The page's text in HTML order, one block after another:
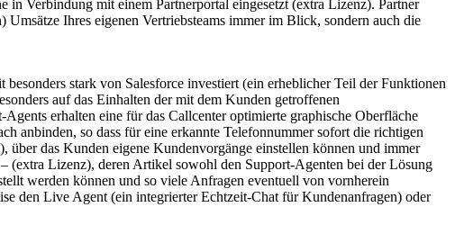
Verbindung mit einem Partnerportal eingesetzt (extra Lizenz). Partner
Ihres eigenen Vertriebsteams immer im Blick, sondern auch die
stark von Salesforce investiert (ein erheblicher Teil der Funktionen
auf das Einhalten der mit dem Kunden getroffenen
erhalten eine für das Callcenter optimierte graphische Oberfläche
anbinden, so dass für eine erkannte Telefonnummer sofort die richtigen
über das Kunden eigene Kundenvorgänge einstellen können und immer
(extra Lizenz), deren Artikel sowohl den Support-Agenten bei der Lösung
werden können und so viele Anfragen eventuell von vornherein
den Live Agent (ein integrierter Echtzeit-Chat für Kundenanfragen) oder